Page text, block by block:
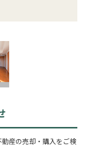
産の売却・購入をご検